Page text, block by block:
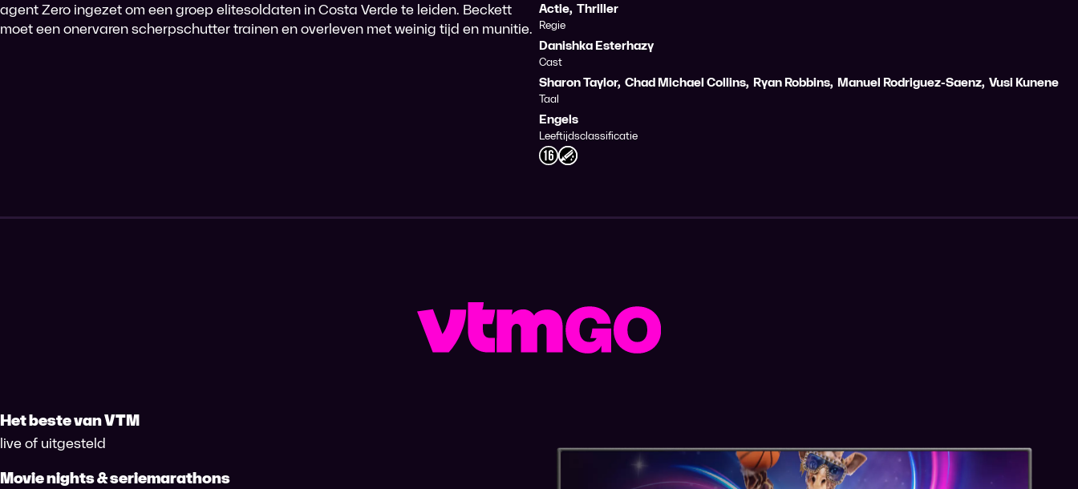
agent Zero ingezet om een groep elitesoldaten in Costa Verde te leiden. Beckett
moet een onervaren scherpschutter trainen en overleven met weinig tijd en munitie.
Actie, Thriller
Regie
Danishka Esterhazy
Cast
Sharon Taylor, Chad Michael Collins, Ryan Robbins, Manuel Rodriguez-Saenz, Vusi Kunene
Taal
Engels
Leeftijdsclassificatie
Het beste van VTM
live of uitgesteld
Movie nights & seriemarathons